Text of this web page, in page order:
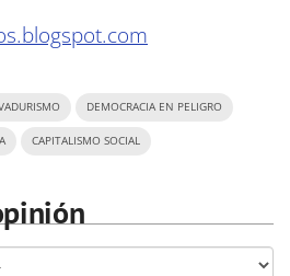
DEMOCRACIA EN PELIGRO
CAPITALISMO SOCIAL